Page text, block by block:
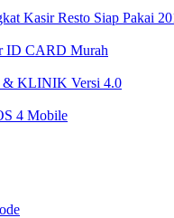
Kasir Resto Siap Pakai
ID CARD Murah
& KLINIK Versi 4.0
4 Mobile